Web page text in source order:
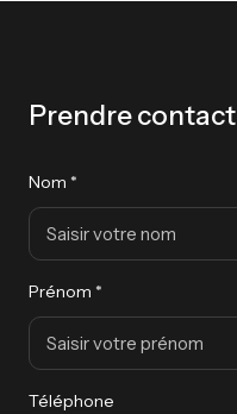
Prendre contact
Nom *
Prénom *
Téléphone